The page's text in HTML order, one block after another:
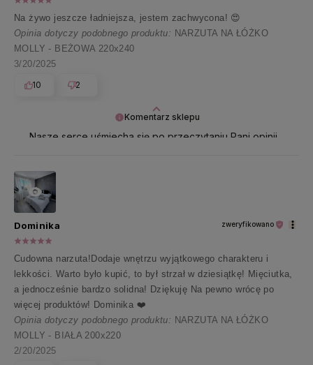
Komentarz sklepu
Nasze serce uśmiecha się po przeczytaniu Pani opinii
Na żywo jeszcze ładniejsza, jestem zachwycona! 😍
Opinia dotyczy podobnego produktu: NARZUTA NA ŁÓŻKO
MOLLY - BEŻOWA 220x240
3/20/2025
10
2
Dominika zweryfikowano
Cudowna narzuta!Dodaje wnętrzu wyjątkowego charakteru i
lekkości. Warto było kupić, to był strzał w dziesiątkę! Mięciutka,
a jednocześnie bardzo solidna! Dziękuję Na pewno wrócę po
więcej produktów! Dominika ❤️
Opinia dotyczy podobnego produktu: NARZUTA NA ŁÓŻKO
MOLLY - BIAŁA 200x220
2/20/2025